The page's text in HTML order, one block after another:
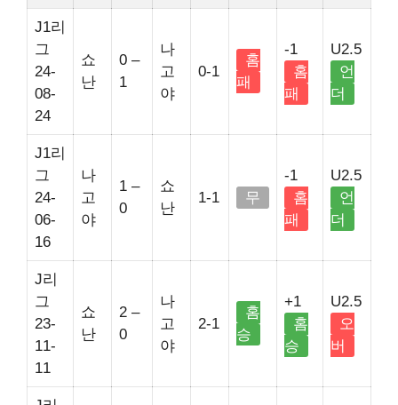
J1리
그
24-
08-
24
쇼
난
0 –
1
나
고
야
0-1
홈
패
-1
홈
패
U2.5
언
더
J1리
그
24-
06-
16
나
고
야
1 –
0
쇼
난
1-1 무
-1
홈
패
U2.5
언
더
J리
그
23-
11-
11
쇼
난
2 –
0
나
고
야
2-1
홈
승
+1
홈
승
U2.5
오
버